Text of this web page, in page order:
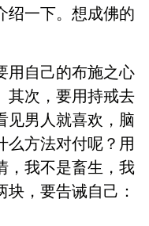
绍一下。想成佛的
用自己的布施之心
其次，要用持戒去
见男人就喜欢，脑
么方法对付呢？用
，我不是畜生，我
，要告诫自己：